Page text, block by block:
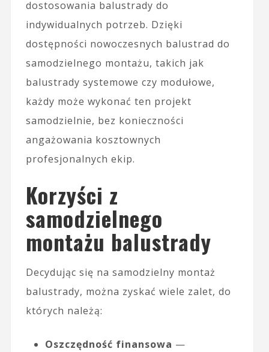
dostosowania balustrady do
indywidualnych potrzeb. Dzięki
dostępności nowoczesnych balustrad do
samodzielnego montażu, takich jak
balustrady systemowe czy modułowe,
każdy może wykonać ten projekt
samodzielnie, bez konieczności
angażowania kosztownych
profesjonalnych ekip.
Korzyści z
samodzielnego
montażu balustrady
Decydując się na samodzielny montaż
balustrady, można zyskać wiele zalet, do
których należą:
Oszczędność finansowa —